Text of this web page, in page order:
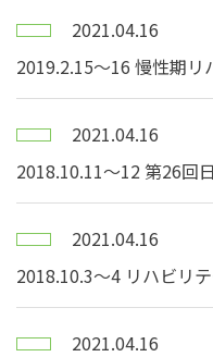
2021.04.16
2019.2.15〜16 慢性期
2021.04.16
2018.10.11〜12 第26回
2021.04.16
2018.10.3〜4 リハビリ
2021.04.16